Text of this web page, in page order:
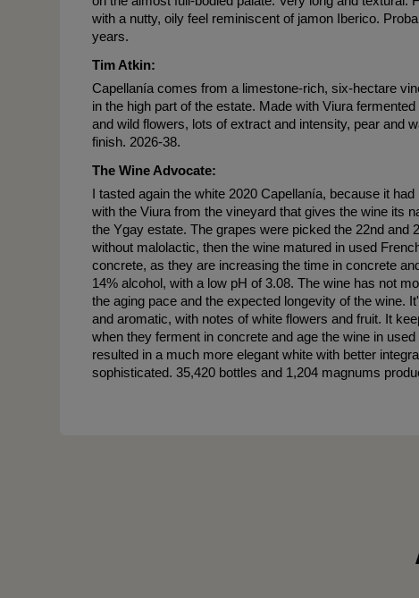
with a nutty, oily feel reminiscent of jamon Iberico.
years.
Tim Atkin:
Capellanía comes from a limestone-rich, six-hectare
in the high part of the estate. Made with Viura
and wild flowers, lots of extract and intensity, pear and
finish. 2026-38.
The Wine Advocate:
I tasted again the white 2020 Capellanía, because it
with the Viura from the vineyard that gives the wine its
the Ygay estate. The grapes were picked the 22nd and
without malolactic, then the wine matured in used
concrete, as they are increasing the time in concrete
14% alcohol, with a low pH of 3.08. The wine has not
the aging pace and the expected longevity of the wine.
and aromatic, with notes of white flowers and fruit. It
when they ferment in concrete and age the wine in
resulted in a much more elegant white with better
sophisticated. 35,420 bottles and 1,204 magnums